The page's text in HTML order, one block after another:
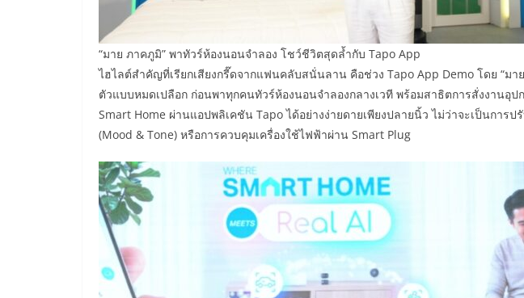
“มาย ภาคภูมิ” พาทัวร์ห้องนอนจำลอง โชว์ชีวิตสุดล้ำกับ Tapo App
ไฮไลต์สำคัญที่เรียกเสียงกรี๊ดจากแฟนคลับสนั่นลาน คือช่วง Tapo App Demo โดย “ม
ตัวแบบหมดเปลือก ก่อนพาทุกคนทัวร์ห้องนอนจำลองกลางเวที พร้อมสาธิตการสั่งงานอุ
Smart Home ผ่านแอปพลิเคชัน Tapo ได้อย่างง่ายดายเพียงปลายนิ้ว ไม่ว่าจะเป็นการ
(Mood & Tone) หรือการควบคุมเครื่องใช้ไฟฟ้าผ่าน Smart Plug